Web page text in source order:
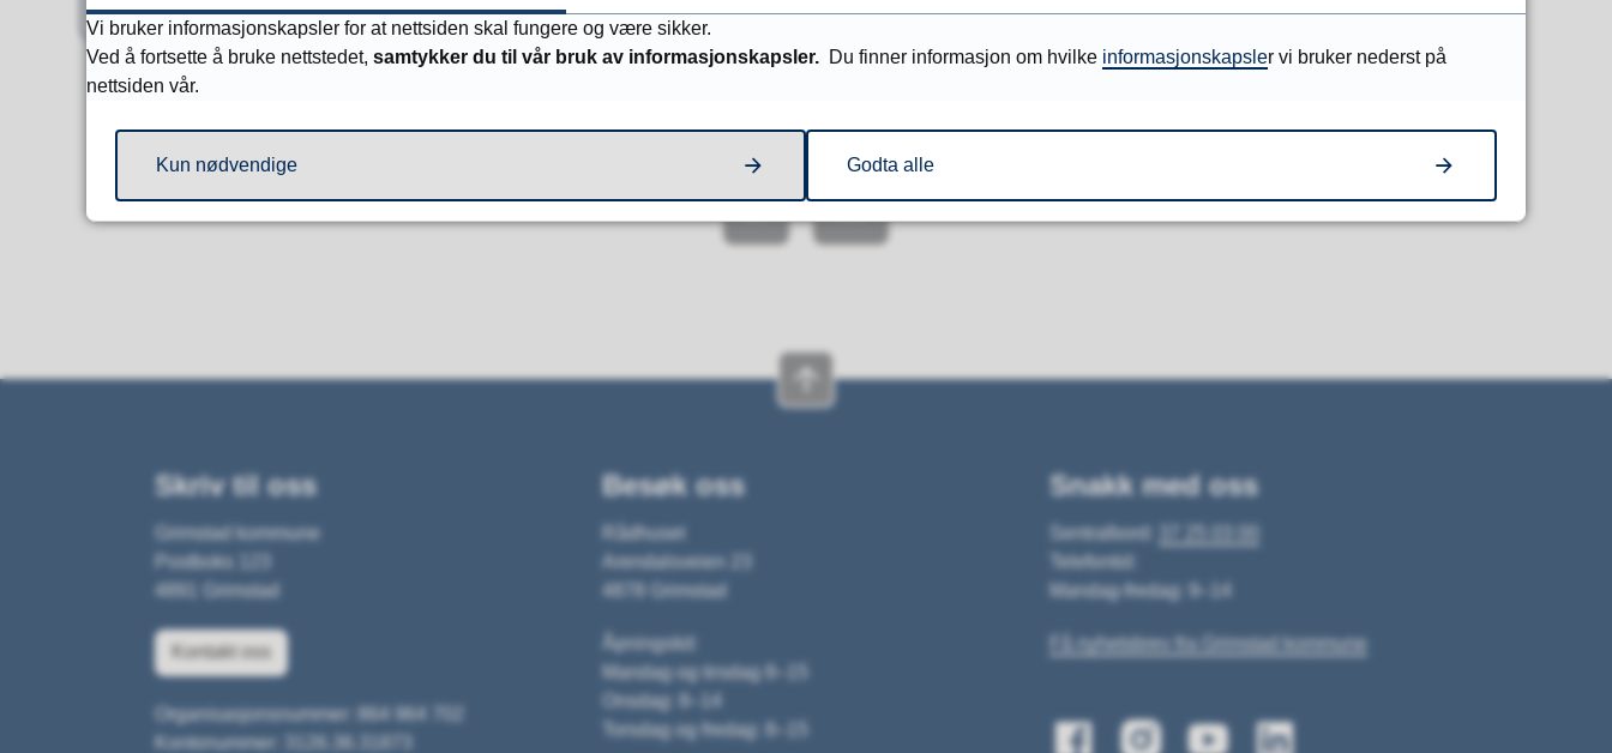
Fant du det du lette etter?
Skriv til oss
Grimstad kommune
Postboks 123
4891 Grimstad
Kontakt oss
Organisasjonsnummer: 864 964 702
Kontonummer: 3126.36.31873
Besøk oss
Rådhuset
Arendalsveien 23
4878 Grimstad
Åpningstid:
Mandag og tirsdag 8–15
Onsdag: 8–14
Torsdag og fredag: 8–15
Snakk med oss
Sentralbord:
Telefontid:
Mandag-fredag: 9–14
Få nyhetsbrev fra Grimstad kommune
Vi bruker informasjonskapsler for at nettsiden skal fungere og være sikker.
Ved å fortsette å bruke nettstedet, samtykker du til vår bruk av informasjonskapsler. Du finner informasjon om hvilke informasjonskapsler vi bruker nederst på
nettsiden vår.
Kun nødvendige Godta alle